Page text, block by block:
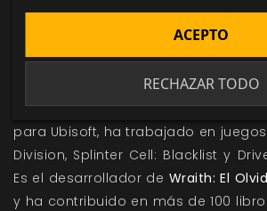
fornido físico dionisíaco, es
chef, especializado tanto en
Richard Dansky, el escritor
para Ubisoft, ha trabajado en
Division, Splinter Cell: Blacklist y
Es el desarrollador de Wraith: El
y ha contribuido en más de 100
RECHAZAR TODO
ACEPTO